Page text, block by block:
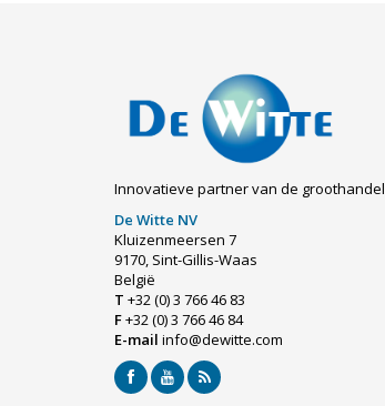
Innovatieve partner van de groothandel
De Witte NV
Kluizenmeersen 7
9170, Sint-Gillis-Waas
België
T +32 (0) 3 766 46 83
F+32 (0) 3 766 46 84
E-mail info@dewitte.com